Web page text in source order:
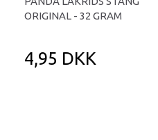
ORIGINAL - 32 GRAM
4,95 DKK